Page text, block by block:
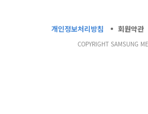
개인정보처리방침 회원약관
COPYRIGHT SAMSUNG